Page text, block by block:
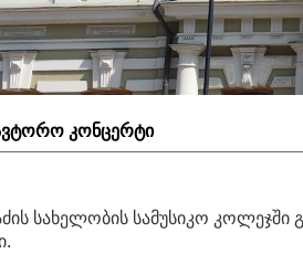
კონცერტი
სახელობის სამუსიკო